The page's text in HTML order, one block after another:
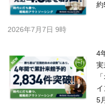
約
2026年7月7日 9時
4
実
5